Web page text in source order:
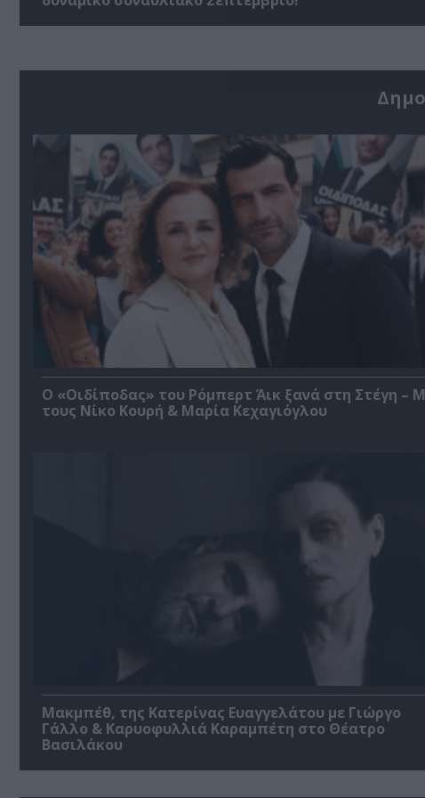
O «Οιδίποδας» του Ρόμπερτ Άικ ξανά στη Στέγη –
τους Νίκο Κουρή & Μαρία Κεχαγιόγλου
Μακμπέθ, της Κατερίνας Ευαγγελάτου με Γιώργο
Γάλλο & Καρυοφυλλιά Καραμπέτη στο Θέατρο
Βασιλάκου